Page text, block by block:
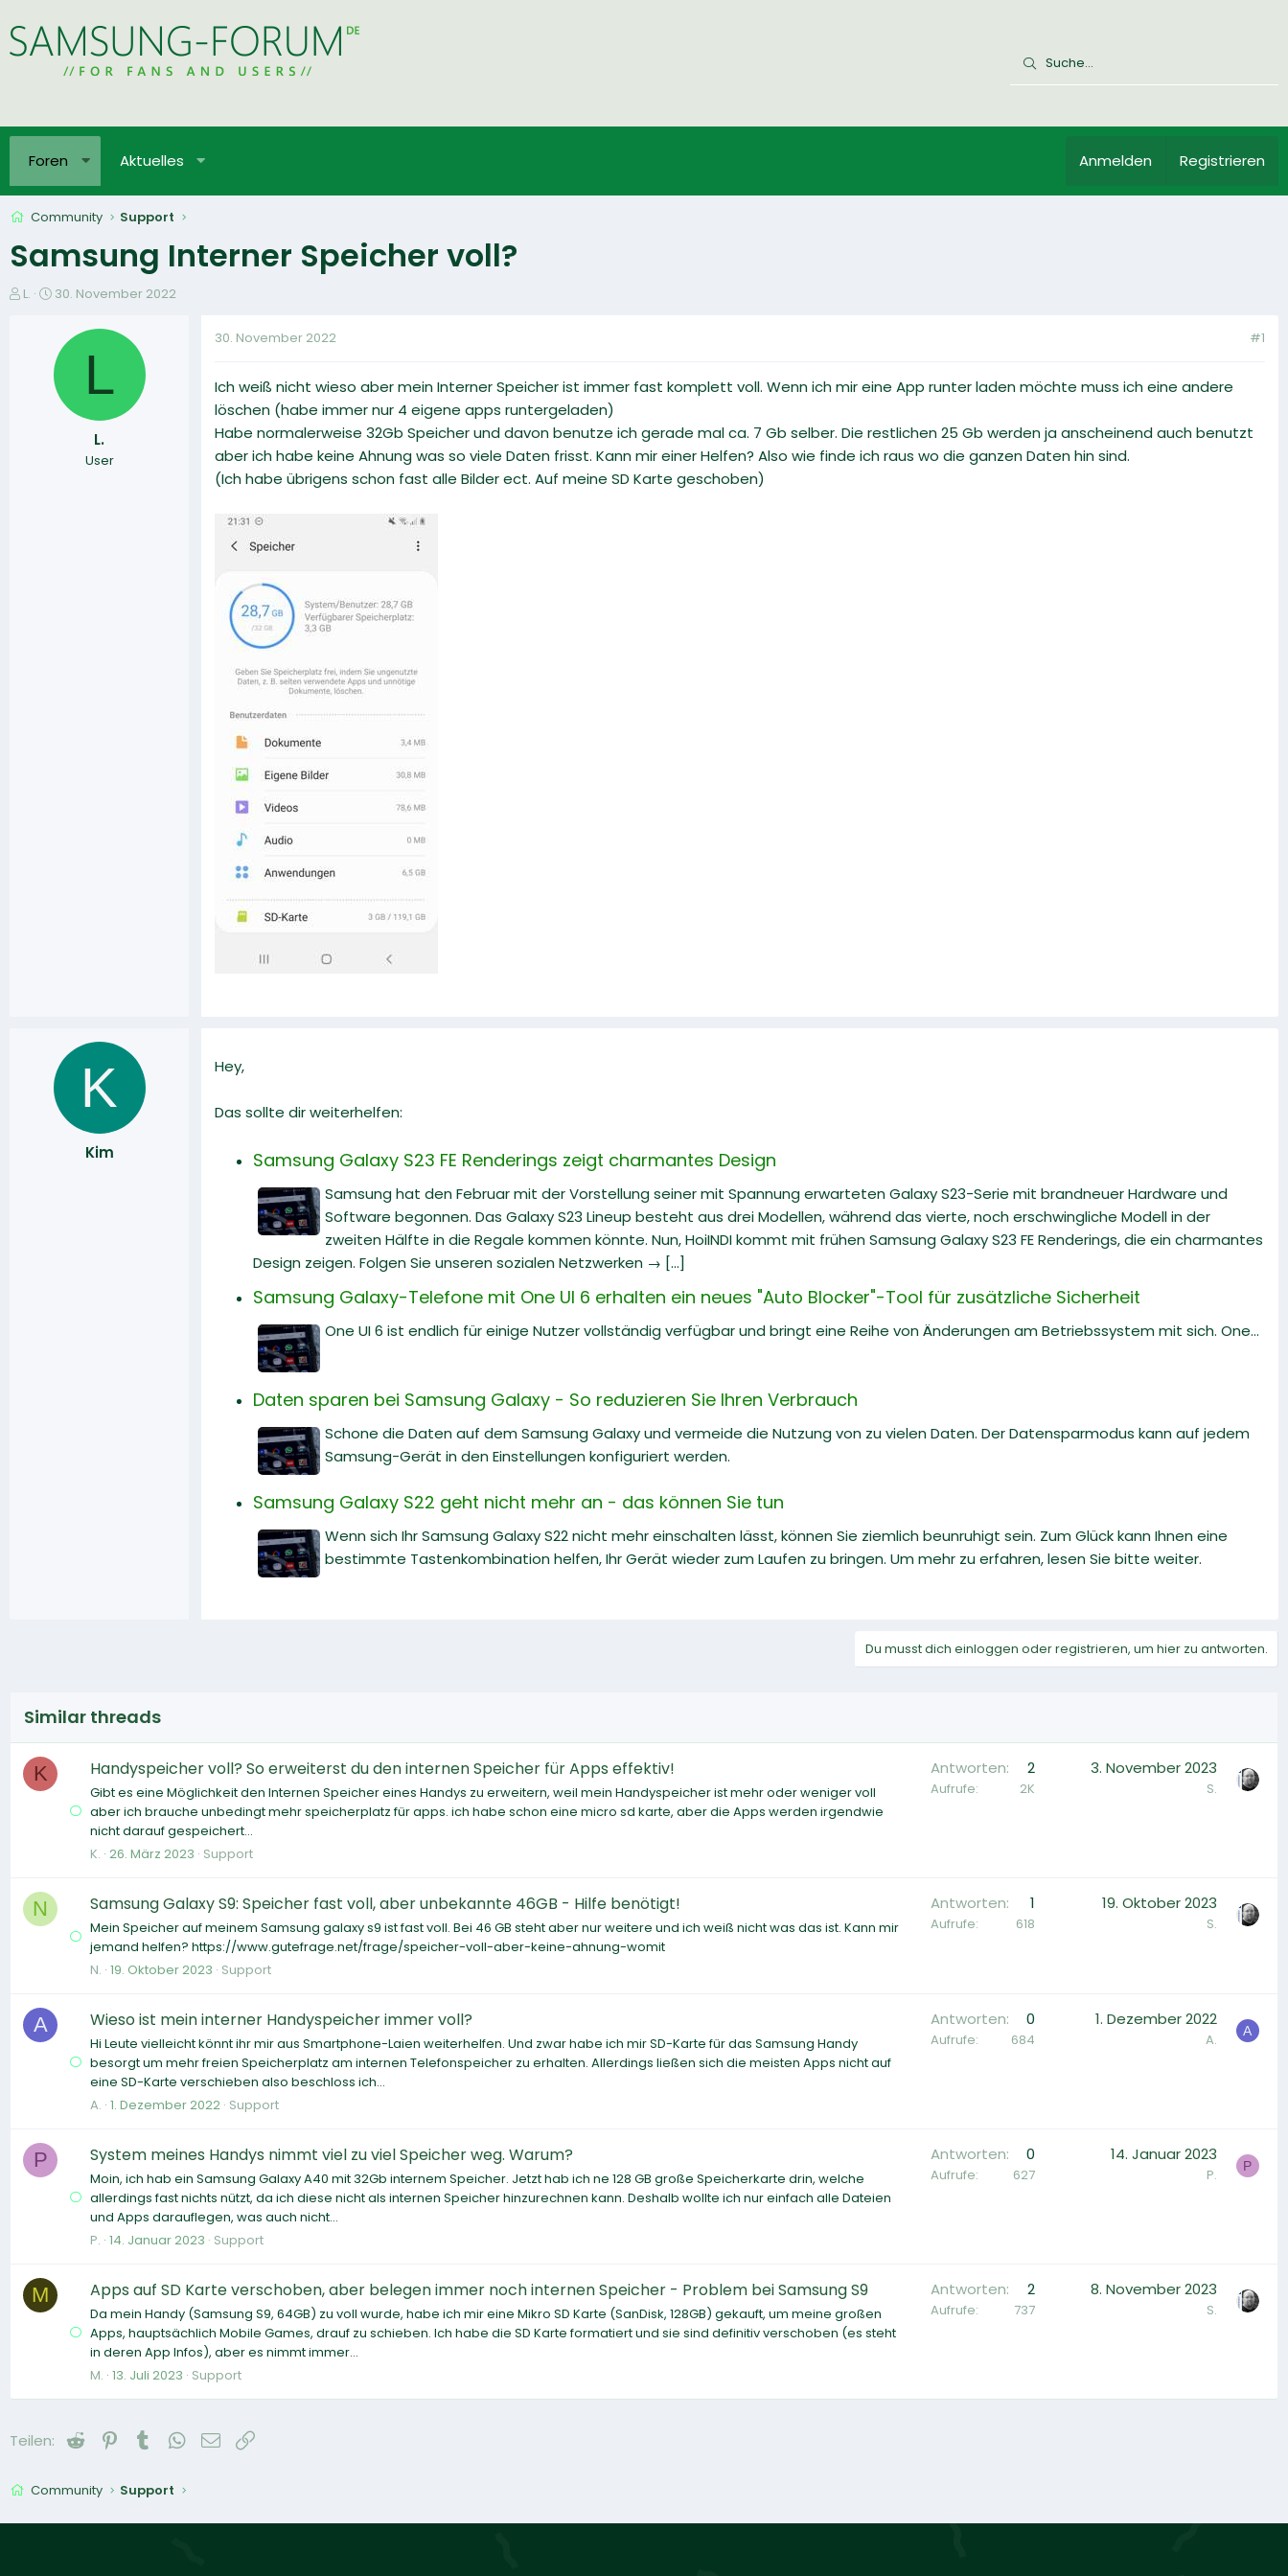
Foren Aktuelles Anmelden Registrieren
Community Support
Samsung Interner Speicher voll?
EL.
E
e
l
30. November 2022
L
L.
User
30. November 2022 #1
Ich weiß nicht wieso aber mein Interner Speicher ist immer fast komplett voll. Wenn ich mir eine App runter laden möchte muss ich eine andere
löschen (habe immer nur 4 eigene apps runtergeladen)
Habe normalerweise 32Gb Speicher und davon benutze ich gerade mal ca. 7 Gb selber. Die restlichen 25 Gb werden ja anscheinend auch benutzt
aber ich habe keine Ahnung was so viele Daten frisst. Kann mir einer Helfen? Also wie finde ich raus wo die ganzen Daten hin sind.
(Ich habe übrigens schon fast alle Bilder ect. Auf meine SD Karte geschoben)
K
Kim
Hey,
Das sollte dir weiterhelfen:
Samsung Galaxy S23 FE Renderings zeigt charmantes Design
Samsung hat den Februar mit der Vorstellung seiner mit Spannung erwarteten Galaxy S23-Serie mit brandneuer Hardware und
Software begonnen. Das Galaxy S23 Lineup besteht aus drei Modellen, während das vierte, noch erschwingliche Modell in der
zweiten Hälfte in die Regale kommen könnte. Nun, HoiINDI kommt mit frühen Samsung Galaxy S23 FE Renderings, die ein charmantes
Design zeigen. Folgen Sie unseren sozialen Netzwerken → [...]
Samsung Galaxy-Telefone mit One UI 6 erhalten ein neues "Auto Blocker"-Tool für zusätzliche Sicherheit
One UI 6 ist endlich für einige Nutzer vollständig verfügbar und bringt eine Reihe von Änderungen am Betriebssystem mit sich. One...
Daten sparen bei Samsung Galaxy - So reduzieren Sie Ihren Verbrauch
Schone die Daten auf dem Samsung Galaxy und vermeide die Nutzung von zu vielen Daten. Der Datensparmodus kann auf jedem
Samsung-Gerät in den Einstellungen konfiguriert werden.
Samsung Galaxy S22 geht nicht mehr an - das können Sie tun
Wenn sich Ihr Samsung Galaxy S22 nicht mehr einschalten lässt, können Sie ziemlich beunruhigt sein. Zum Glück kann Ihnen eine
bestimmte Tastenkombination helfen, Ihr Gerät wieder zum Laufen zu bringen. Um mehr zu erfahren, lesen Sie bitte weiter.
Du musst dich einloggen oder registrieren, um hier zu antworten.
Similar threads
K Handyspeicher voll? So erweiterst du den internen Speicher für Apps effektiv!
Gibt es eine Möglichkeit den Internen Speicher eines Handys zu erweitern, weil mein Handyspeicher ist mehr oder weniger voll
aber ich brauche unbedingt mehr speicherplatz für apps. ich habe schon eine micro sd karte, aber die Apps werden irgendwie
nicht darauf gespeichert...
K. 26. März 2023 Support
Antworten 2
Aufrufe 2K
3. November 2023
S.
N Samsung Galaxy S9: Speicher fast voll, aber unbekannte 46GB - Hilfe benötigt!
Mein Speicher auf meinem Samsung galaxy s9 ist fast voll. Bei 46 GB steht aber nur weitere und ich weiß nicht was das ist. Kann mir
jemand helfen? https://www.gutefrage.net/frage/speicher-voll-aber-keine-ahnung-womit
N. 19. Oktober 2023 Support
Antworten 1
Aufrufe 618
19. Oktober 2023
S.
A Wieso ist mein interner Handyspeicher immer voll?
Hi Leute vielleicht könnt ihr mir aus Smartphone-Laien weiterhelfen. Und zwar habe ich mir SD-Karte für das Samsung Handy
besorgt um mehr freien Speicherplatz am internen Telefonspeicher zu erhalten. Allerdings ließen sich die meisten Apps nicht auf
eine SD-Karte verschieben also beschloss ich...
A. 1. Dezember 2022 Support
Antworten 0
Aufrufe 684
1. Dezember 2022
A. A
P System meines Handys nimmt viel zu viel Speicher weg. Warum?
Moin, ich hab ein Samsung Galaxy A40 mit 32Gb internem Speicher. Jetzt hab ich ne 128 GB große Speicherkarte drin, welche
allerdings fast nichts nützt, da ich diese nicht als internen Speicher hinzurechnen kann. Deshalb wollte ich nur einfach alle Dateien
und Apps darauflegen, was auch nicht...
P. 14. Januar 2023 Support
Antworten 0
Aufrufe 627
14. Januar 2023
P. P
M Apps auf SD Karte verschoben, aber belegen immer noch internen Speicher - Problem bei Samsung S9
Da mein Handy (Samsung S9, 64GB) zu voll wurde, habe ich mir eine Mikro SD Karte (SanDisk, 128GB) gekauft, um meine großen
Apps, hauptsächlich Mobile Games, drauf zu schieben. Ich habe die SD Karte formatiert und sie sind definitiv verschoben (es steht
in deren App Infos), aber es nimmt immer...
M. 13. Juli 2023 Support
Antworten 2
Aufrufe 737
8. November 2023
S.
Teilen: Reddit PinterestTumblrWhatsApp
E-Mail
Community Support